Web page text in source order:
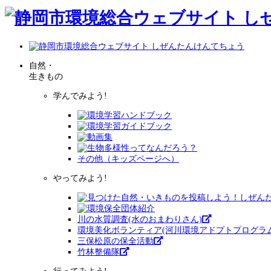
自然・
生きもの
学んでみよう!
その他（キッズページへ）
やってみよう!
川の水質調査(水のおまわりさん)
環境美化ボランティア(河川環境アドプトプログラ
三保松原の保全活動
竹林整備隊